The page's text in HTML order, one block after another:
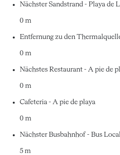
Nächster Sandstrand - Playa de
0 m
Entfernung zu den
0 m
Nächstes Restaurant - A pie de
0 m
Cafeteria - A pie de playa
0 m
Nächster Busbahnhof - Bus
5 m